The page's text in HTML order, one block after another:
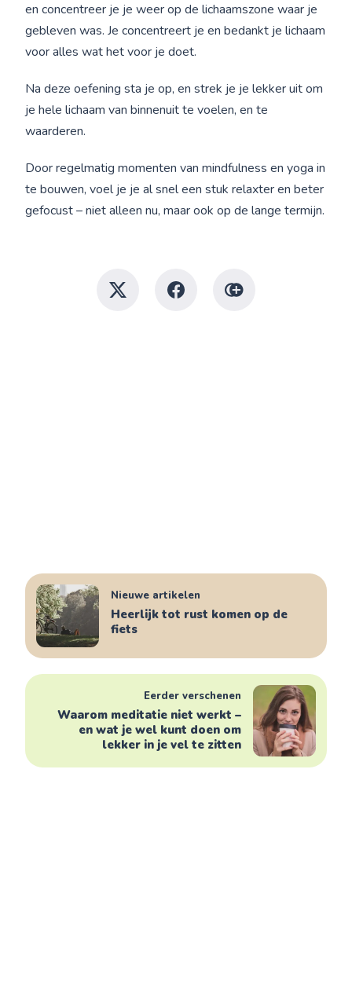
en concentreer je je weer op de lichaamszone waar je
gebleven was. Je concentreert je en bedankt je lichaam
voor alles wat het voor je doet.
Na deze oefening sta je op, en strek je je lekker uit om
je hele lichaam van binnenuit te voelen, en te
waarderen.
Door regelmatig momenten van mindfulness en yoga in
te bouwen, voel je je al snel een stuk relaxter en beter
gefocust – niet alleen nu, maar ook op de lange termijn.
Nieuwe artikelen
Heerlijk tot rust komen op de
fiets
Eerder verschenen
Waarom meditatie niet werkt –
en wat je wel kunt doen om
lekker in je vel te zitten